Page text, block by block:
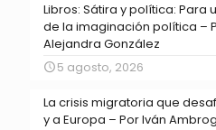
Libros: Sátira y política: Para
de la imaginación política –
Alejandra González
5 agosto, 2026
La crisis migratoria que
y a Europa – Por Iván